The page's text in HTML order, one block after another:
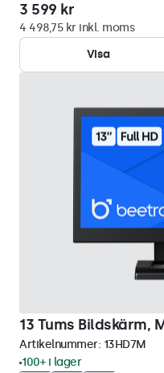
3 599 kr
4 498,75 kr inkl. moms
Visa
13 Tums Bildskärm,
Artikelnummer: 13HD7M
100+ i lager